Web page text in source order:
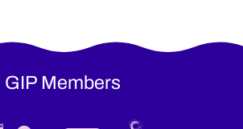
GIP Members